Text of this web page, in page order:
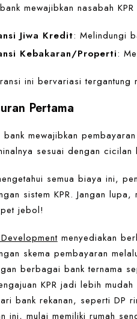
mewajibkan nasabah
Jiwa Kredit: Melindungi
Kebakaran/Properti:
ini bervariasi tergantung
Pertama
bank mewajibkan
sesuai dengan cicilan
semua biaya ini,
sistem KPR. Jangan
jebol!
menyediakan
skema pembayaran
berbagai bank ternama
KPR jadi lebih
bank rekanan, seperti DP
ini, mulai memiliki rumah